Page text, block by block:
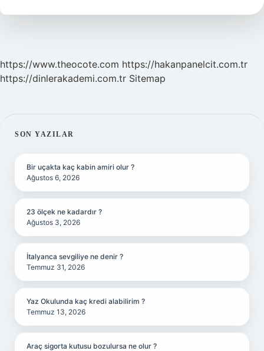
https://www.theocote.com https://hakanpanelcit.com.tr
https://dinlerakademi.com.tr Sitemap
SIDEBAR
SON YAZILAR
Bir uçakta kaç kabin amiri olur ?
Ağustos 6, 2026
23 ölçek ne kadardır ?
Ağustos 3, 2026
İtalyanca sevgiliye ne denir ?
Temmuz 31, 2026
Yaz Okulunda kaç kredi alabilirim ?
Temmuz 13, 2026
Araç sigorta kutusu bozulursa ne olur ?